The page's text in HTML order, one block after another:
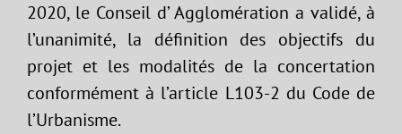
2020, le Conseil d’ Agglomération a validé, à
l’unanimité, la définition des objectifs du
projet et les modalités de la concertation
conformément à l’article L103-2 du Code de
l’Urbanisme.